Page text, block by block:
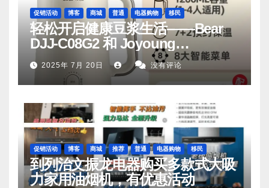
促销活动 博客 商城 普通 电器购物 移民
轻松开启健康豆浆生活——Bear
DJJ‑C08G2 和 Joyoung
DJ06M‑D53，你值得拥有
2025年 7月 20日 没有评论
促销活动 博客 商城 推荐 普通 电器购物 移民
到列治文振龙电器购买多款式大吸
力家用油烟机，有优惠活动